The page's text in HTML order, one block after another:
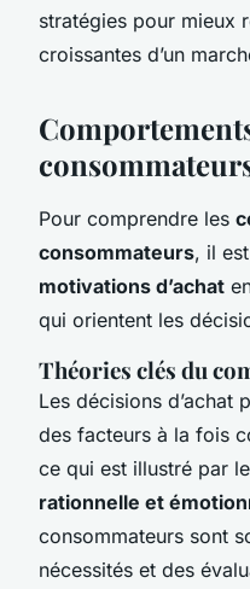
stratégies pour mieux
croissantes d’un
Pour comprendre les
consommateurs, il
motivations d’achat
qui orientent les
Théories clés du
Les décisions d’achat
des facteurs à la fois
ce qui est illustré par
rationnelle et
consommateurs sont
nécessités et des